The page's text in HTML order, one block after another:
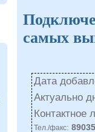
самых
Дата
Актуально
Контактное
Тел./факс: